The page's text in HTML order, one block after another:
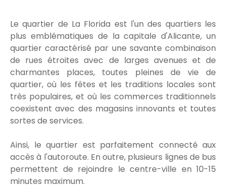
Le quartier de La Florida est l'un des quartiers les
plus emblématiques de la capitale d'Alicante, un
quartier caractérisé par une savante combinaison
de rues étroites avec de larges avenues et de
charmantes places, toutes pleines de vie de
quartier, où les fêtes et les traditions locales sont
très populaires, et où les commerces traditionnels
coexistent avec des magasins innovants et toutes
sortes de services.
Ainsi, le quartier est parfaitement connecté aux
accès à l'autoroute. En outre, plusieurs lignes de bus
permettent de rejoindre le centre-ville en 10-15
minutes maximum.